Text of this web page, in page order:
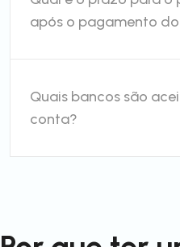
após o pagamento
Quais bancos são
conta?